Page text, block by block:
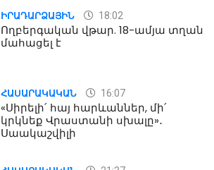
ԻՐԱԴԱՐՁԱՅԻՆ 18:02
Ողբերգական վթար. 18-ամյա տղան
մահացել է
ՀԱՍԱՐԱԿԱԿԱՆ 16:07
«Սիրելի՛ հայ հարևաններ, մի՛
կրկնեք Վրաստանի սխալը»․
Սաակաշվիլի